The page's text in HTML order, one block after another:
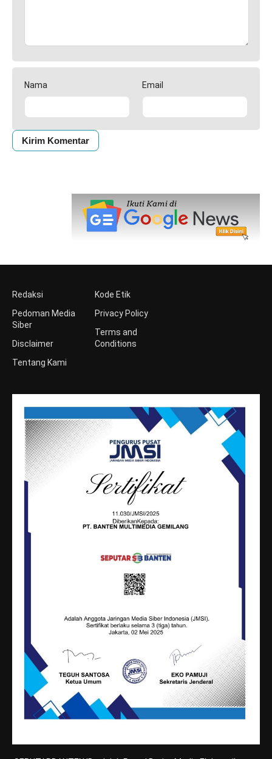
Nama Email
Redaksi
Pedoman Media
Siber
Disclaimer
Tentang Kami
Kode Etik
Privacy Policy
Terms and
Conditions